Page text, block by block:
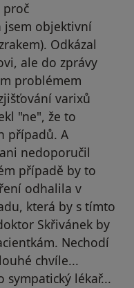
proč
jsem objektivní
Odkázal
ale do zprávy
problémem
varixů
"ne", že to
případů. A
nedoporučil
případě by to
odhalila v
která by s tímto
Skřivánek by
Nechodí
chvíle...
sympatický lékař...